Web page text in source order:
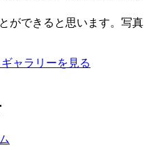
ができると思います。写真
ャラリーを見る